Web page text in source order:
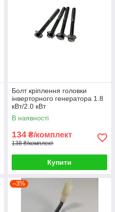
Болт кріплення головки
інверторного генератора 1.8
кВт/2.0 кВт
В наявності
134 ₴/комплект
138 ₴/комплект
Купити
–3%